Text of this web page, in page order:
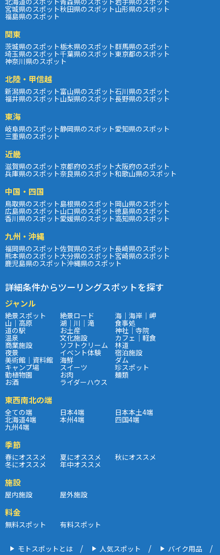
宮城県のスポット秋田県のスポット山形県のスポット
福島県のスポット
関東
茨城県のスポット栃木県のスポット群馬県のスポット
埼玉県のスポット千葉県のスポット東京都のスポット
神奈川県のスポット
北陸・甲信越
新潟県のスポット富山県のスポット石川県のスポット
福井県のスポット山梨県のスポット長野県のスポット
東海
岐阜県のスポット静岡県のスポット愛知県のスポット
三重県のスポット
近畿
滋賀県のスポット京都府のスポット大阪府のスポット
兵庫県のスポット奈良県のスポット和歌山県のスポット
中国・四国
鳥取県のスポット島根県のスポット岡山県のスポット
広島県のスポット山口県のスポット徳島県のスポット
香川県のスポット愛媛県のスポット高知県のスポット
九州・沖縄
福岡県のスポット佐賀県のスポット長崎県のスポット
熊本県のスポット大分県のスポット宮崎県のスポット
鹿児島県のスポット沖縄県のスポット
詳細条件からツーリングスポットを探す
ジャンル
絶景スポット 絶景ロード 海｜海岸｜岬
山｜高原 湖｜川｜滝 食事処
道の駅 お土産 神社｜寺院
温泉 文化施設 カフェ｜軽食
商業施設 ソフトクリーム 林道
夜景 イベント体験 宿泊施設
美術館｜資料館 海鮮 ダム
キャンプ場 スイーツ 珍スポット
動植物園 お肉 麺類
お酒 ライダーハウス
東西南北の端
全ての端 日本4端 日本本土4端
北海道4端 本州4端 四国4端
九州4端
季節
春にオススメ 夏にオススメ 秋にオススメ
冬にオススメ 年中オススメ
施設
屋内施設 屋外施設
料金
無料スポット 有料スポット
モトスポットとは 人気スポット バイク用品